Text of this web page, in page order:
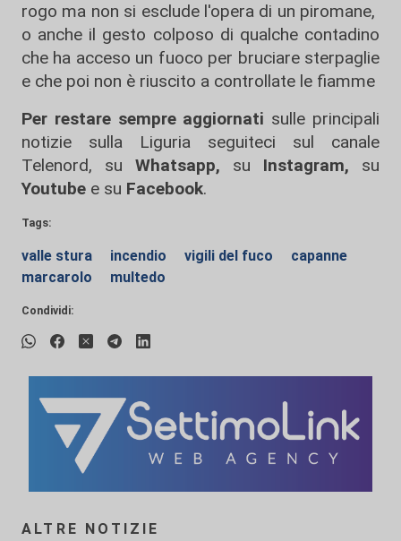
rogo ma non si esclude l'opera di un piromane,
o anche il gesto colposo di qualche contadino
che ha acceso un fuoco per bruciare sterpaglie
e che poi non è riuscito a controllate le fiamme
Per restare sempre aggiornati sulle principali
notizie sulla Liguria seguiteci sul canale
Telenord, su
Whatsapp, su Instagram, su
Youtube e su Facebook.
Tags:
valle stura incendio vigili del fuco
capanne
marcarolo
multedo
Condividi:
ALTRE NOTIZIE